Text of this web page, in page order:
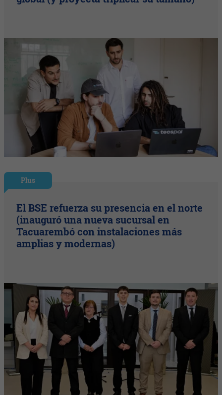
Plus
El BSE refuerza su presencia en el norte
(inauguró una nueva sucursal en
Tacuarembó con instalaciones más
amplias y modernas)